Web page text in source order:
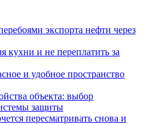
экспорта нефти через
кухни и не переплатить за
и удобное пространство
объекта: выбор
защиты
пересматривать снова и